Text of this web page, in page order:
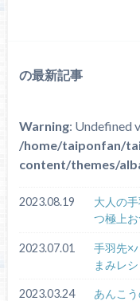
の最新記事
Warning: Undefined
/home/taiponfan/
content/themes/
2023.08.19
大人の
つ極上
2023.07.01
手羽先×
まみレ
2023.03.24
あんこ